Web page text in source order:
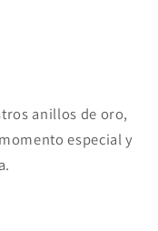
anillos de oro,
especial y